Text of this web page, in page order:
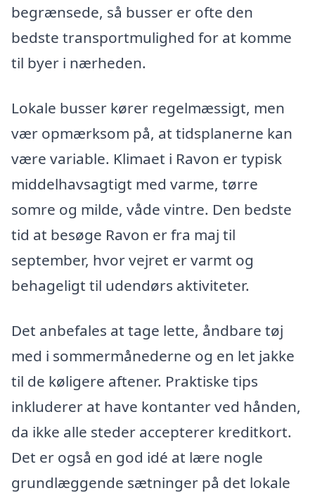
begrænsede, så busser er ofte den
bedste transportmulighed for at komme
til byer i nærheden.
Lokale busser kører regelmæssigt, men
vær opmærksom på, at tidsplanerne kan
være variable. Klimaet i Ravon er typisk
middelhavsagtigt med varme, tørre
somre og milde, våde vintre. Den bedste
tid at besøge Ravon er fra maj til
september, hvor vejret er varmt og
behageligt til udendørs aktiviteter.
Det anbefales at tage lette, åndbare tøj
med i sommermånederne og en let jakke
til de køligere aftener. Praktiske tips
inkluderer at have kontanter ved hånden,
da ikke alle steder accepterer kreditkort.
Det er også en god idé at lære nogle
grundlæggende sætninger på det lokale